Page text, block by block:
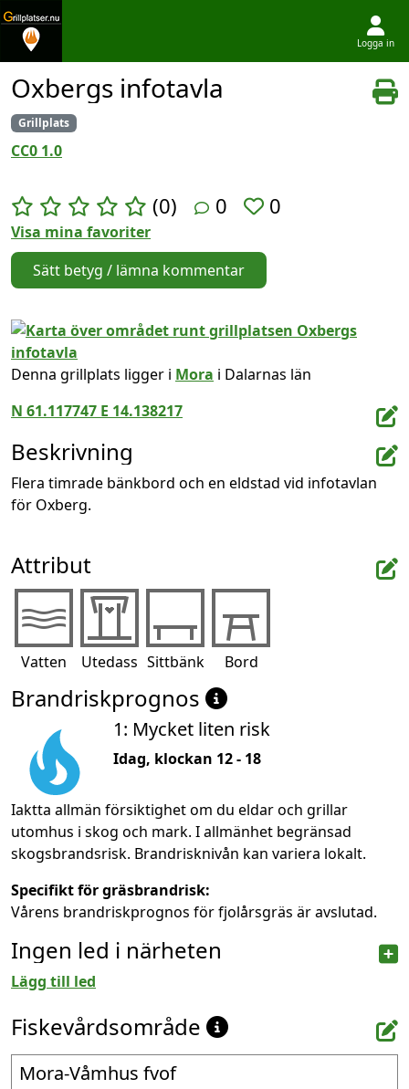
Logga in
Oxbergs infotavla
Grillplats
CC0 1.0
(0) 0 0
Visa mina favoriter
Sätt betyg / lämna kommentar
Denna grillplats ligger i Mora i Dalarnas län
N 61.117747 E 14.138217
Beskrivning
Flera timrade bänkbord och en eldstad vid infotavlan
för Oxberg.
Attribut
Vatten Utedass Sittbänk Bord
Brandriskprognos
1: Mycket liten risk
Idag, klockan 12 - 18
Iaktta allmän försiktighet om du eldar och grillar
utomhus i skog och mark. I allmänhet begränsad
skogsbrandsrisk. Brandrisknivån kan variera lokalt.
Specifikt för gräsbrandrisk:
Vårens brandriskprognos för fjolårsgräs är avslutad.
Ingen led i närheten
Lägg till led
Fiskevårdsområde
Mora-Våmhus fvof